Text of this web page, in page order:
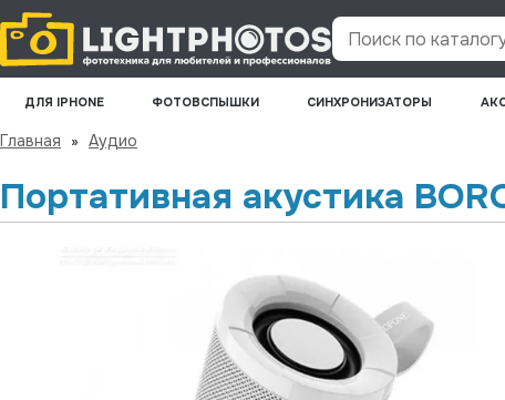
Поиск по каталогу
ДЛЯ IPHONE ФОТОВСПЫШКИ СИНХРОНИЗАТОРЫ
Главная » Аудио
Портативная акустика